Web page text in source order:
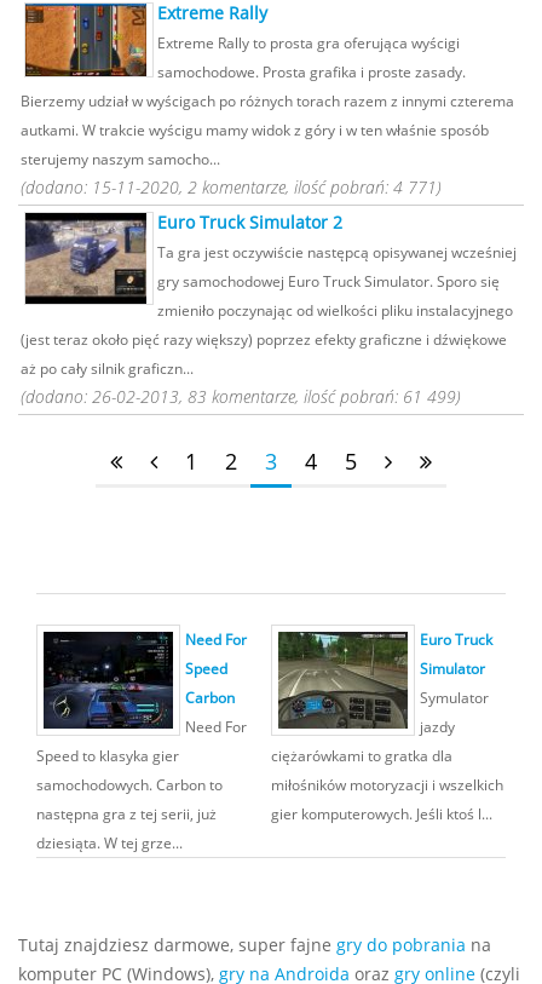
Extreme Rally
Extreme Rally to prosta gra oferująca wyścigi
samochodowe. Prosta grafika i proste zasady.
Bierzemy udział w wyścigach po różnych torach razem z innymi czterema
autkami. W trakcie wyścigu mamy widok z góry i w ten właśnie sposób
sterujemy naszym samocho...
(dodano: 15-11-2020, 2 komentarze, ilość pobrań: 4 771)
Euro Truck Simulator 2
Ta gra jest oczywiście następcą opisywanej wcześniej
gry samochodowej Euro Truck Simulator. Sporo się
zmieniło poczynając od wielkości pliku instalacyjnego
(jest teraz około pięć razy większy) poprzez efekty graficzne i dźwiękowe
aż po cały silnik graficzn...
(dodano: 26-02-2013, 83 komentarze, ilość pobrań: 61 499)
1 2 3 4 5
Need For
Speed
Carbon
Need For
Speed to klasyka gier
samochodowych. Carbon to
następna gra z tej serii, już
dziesiąta. W tej grze...
Euro Truck
Simulator
Symulator
jazdy
ciężarówkami to gratka dla
miłośników motoryzacji i wszelkich
gier komputerowych. Jeśli ktoś l...
Tutaj znajdziesz darmowe, super fajne gry do pobrania na
komputer PC (Windows), gry na Androida oraz gry online (czyli